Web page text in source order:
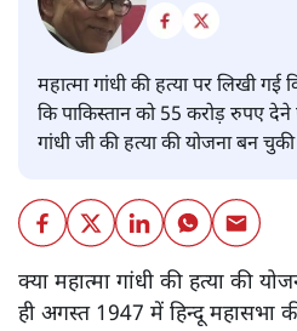
महात्मा गांधी की हत्या पर लिखी गई
कि पाकिस्तान को 55 करोड़ रुपए
गांधी जी की हत्या की योजना बन
क्या महात्मा गांधी की हत्या की
ही अगस्त 1947 में हिन्दू महासभा